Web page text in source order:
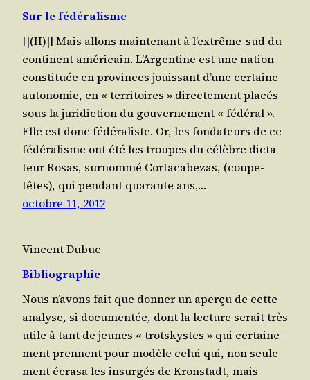
Sur le fédéralisme
[|(II)|] Mais allons main­te­nant à l’ex­trême-sud du
conti­nent amé­ri­cain. L’Ar­gen­tine est une nation
consti­tuée en pro­vinces jouis­sant d’une cer­taine
auto­no­mie, en « ter­ri­toires » direc­te­ment pla­cés
sous la juri­dic­tion du gou­ver­ne­ment « fédé­ral ».
Elle est donc fédé­ra­liste. Or, les fon­da­teurs de ce
fédé­ra­lisme ont été les troupes du célèbre dic­ta­
teur Rosas, sur­nom­mé Cor­ta­ca­be­zas, (coupe-
têtes), qui pen­dant qua­rante ans,…
octobre 11, 2012
Vincent Dubuc
Bibliographie
Nous n’a­vons fait que don­ner un aper­çu de cette
ana­lyse, si docu­men­tée, dont la lec­ture serait très
utile à tant de jeunes « trots­kystes » qui cer­tai­ne­
ment prennent pour modèle celui qui, non seule­
ment écra­sa les insur­gés de Krons­tadt, mais